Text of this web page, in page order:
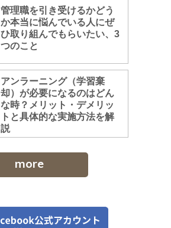
管理職を引き受けるかどう
か本当に悩んでいる人にぜ
ひ取り組んでもらいたい、3
つのこと
アンラーニング（学習棄
却）が必要になるのはどん
な時？メリット・デメリッ
トと具体的な実施方法を解
説
more